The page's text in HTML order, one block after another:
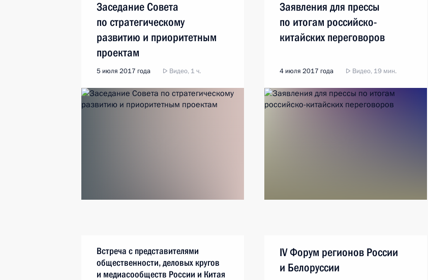
Заседание Совета
по стратегическому
развитию и приоритетным
проектам
5 июля 2017 года Видео, 1 ч.
Заявления для прессы
по итогам российско-
китайских переговоров
4 июля 2017 года Видео, 19 мин.
Встреча с представителями
общественности, деловых кругов
и медиасообществ России и Китая
IV Форум регионов России
и Белоруссии